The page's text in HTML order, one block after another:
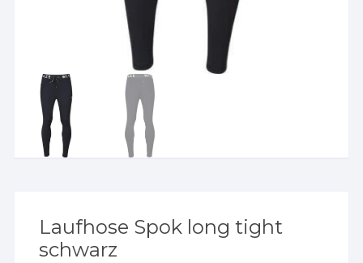
Laufhose Spok long tight
schwarz